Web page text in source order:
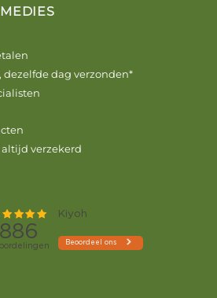
dezelfde dag verzonden*
verzekerd